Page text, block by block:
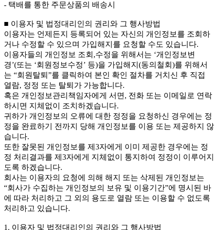
- 택배를 통한 주문상품의 배송시
■ 이용자 및 법정대리인의 권리와 그 행사방법
이용자는 언제든지 등록되어 있는 자신의 개인정보를 조회하
거나 수정할 수 있으며 가입해지를 요청할 수도 있습니다.
이용자들의 개인정보 조회,수정을 위해서는 ‘개인정보변
경’(또는 ‘회원정보수정’ 등)을 가입해지(동의철회)를 위해서
는 “회원탈퇴”를 클릭하여 본인 확인 절차를 거치신 후 직접
열람, 정정 또는 탈퇴가 가능합니다.
혹은 개인정보관리책임자에게 서면, 전화 또는 이메일로 연락
하시면 지체없이 조치하겠습니다.
귀하가 개인정보의 오류에 대한 정정을 요청하신 경우에는 정
정을 완료하기 전까지 당해 개인정보를 이용 또는 제공하지 않
습니다.
또한 잘못된 개인정보를 제3자에게 이미 제공한 경우에는 정
정 처리결과를 제3자에게 지체없이 통지하여 정정이 이루어지
도록 하겠습니다.
회사는 이용자의 요청에 의해 해지 또는 삭제된 개인정보는
“회사가 수집하는 개인정보의 보유 및 이용기간”에 명시된 바
에 따라 처리하고 그 외의 용도로 열람 또는 이용할 수 없도록
처리하고 있습니다.
1. 이용자 및 법정대리인의 권리와 그 행사방법